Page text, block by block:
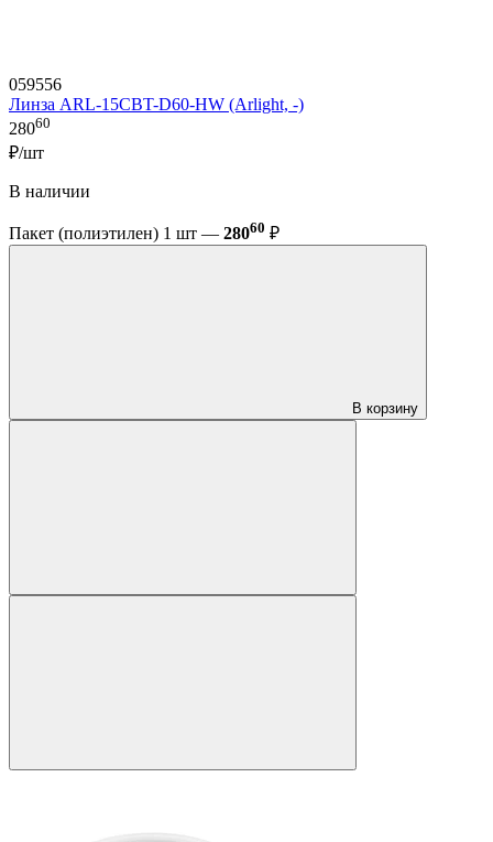
059556
Линза ARL-15CBT-D60-HW (Arlight, -)
28060
₽/шт
В наличии
Пакет (полиэтилен) 1 шт — 28060 ₽
В корзину